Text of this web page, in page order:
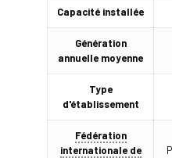
Capacité installée
Génération
annuelle moyenne
Type
d'établissement
Fédération
internationale de